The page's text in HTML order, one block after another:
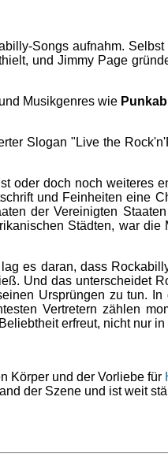
Songs aufnahm.
und Jimmy Page
Musikgenres wie
Slogan "Live the
doch noch weiteres
und Feinheiten eine
der Vereinigten
Städten, war
es daran, dass
Und das unterscheidet
Ursprüngen zu tun.
Vertretern zählen
erfreut, nicht nur
Körper und der Vorliebe für
der Szene und ist weit